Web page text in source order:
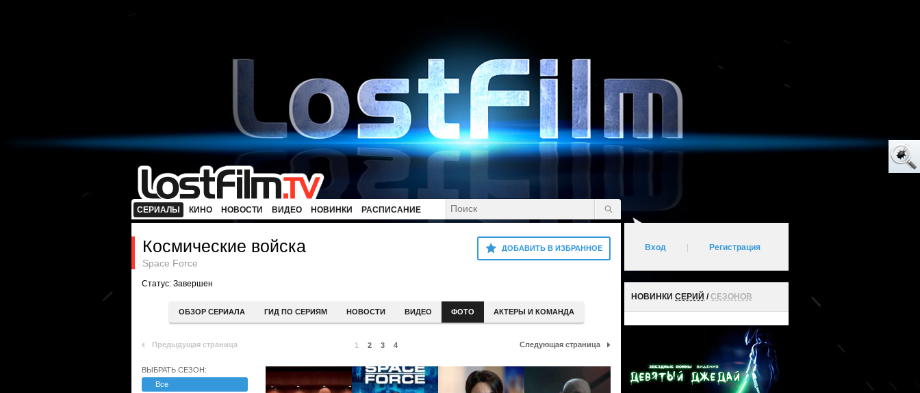
СЕРИАЛЫ КИНО НОВОСТИ ВИДЕО НОВИНКИ РАСПИСАНИЕ
ДОБАВИТЬ В ИЗБРАННОЕ
Космические войска
Space Force
Статус: Завершен
ОБЗОР СЕРИАЛА ГИД ПО СЕРИЯМ НОВОСТИ ВИДЕО ФОТО АКТЕРЫ И КОМАНДА
Предыдущая страница 1 2 3 4 Следующая страница
ВЫБРАТЬ СЕЗОН:
Все
Вход Регистрация
НОВИНКИ СЕРИЙ /СЕЗОНОВ